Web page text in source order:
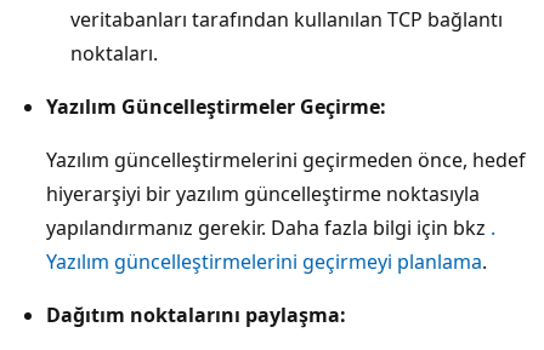
veritabanları tarafından kullanılan TCP bağlantı
noktaları.
Yazılım Güncelleştirmeler Geçirme:
Yazılım güncelleştirmelerini geçirmeden önce, hedef
hiyerarşiyi bir yazılım güncelleştirme noktasıyla
yapılandırmanız gerekir. Daha fazla bilgi için bkz .
Yazılım güncelleştirmelerini geçirmeyi planlama.
Dağıtım noktalarını paylaşma: